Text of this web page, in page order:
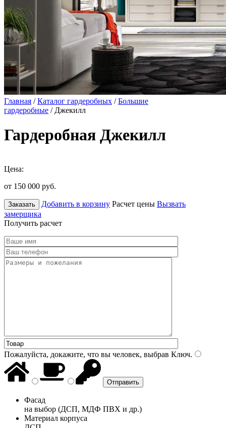
Главная /Каталог гардеробных /Большие
гардеробные / Джекилл
Гардеробная Джекилл
Цена:
от 150 000 руб.
Заказать Добавить в корзину Расчет цены Вызвать
замерщика
Получить расчет
Пожалуйста, докажите, что вы человек, выбрав Ключ.
Фасад
на выбор (ДСП, МДФ ПВХ и др.)
Материал корпуса